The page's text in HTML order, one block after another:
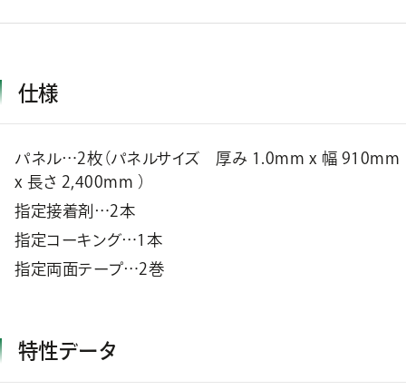
仕様
パネル…2枚（パネルサイズ 厚み 1.0mm x 幅 910mm
x 長さ 2,400mm ）
指定接着剤…2本
指定コーキング…1本
指定両面テープ…2巻
特性データ